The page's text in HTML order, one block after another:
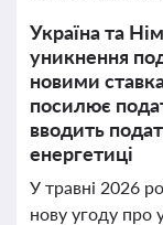
Україна та
уникнення
новими
посилює
вводить
енергетиці
У травні 2026
нову угоду про